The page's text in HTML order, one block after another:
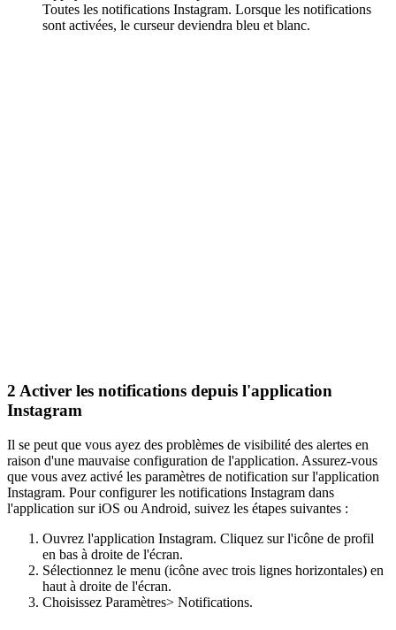
Toutes les notifications Instagram. Lorsque les notifications
sont activées, le curseur deviendra bleu et blanc.
2 Activer les notifications depuis l'application
Instagram
Il se peut que vous ayez des problèmes de visibilité des alertes en
raison d'une mauvaise configuration de l'application. Assurez-vous
que vous avez activé les paramètres de notification sur l'application
Instagram. Pour configurer les notifications Instagram dans
l'application sur iOS ou Android, suivez les étapes suivantes :
Ouvrez l'application Instagram. Cliquez sur l'icône de profil
en bas à droite de l'écran.
Sélectionnez le menu (icône avec trois lignes horizontales) en
haut à droite de l'écran.
Choisissez Paramètres> Notifications.